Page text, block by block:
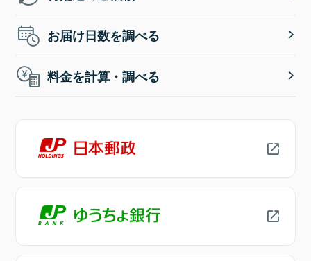
お届け日数を調べる
料金を計算・調べる